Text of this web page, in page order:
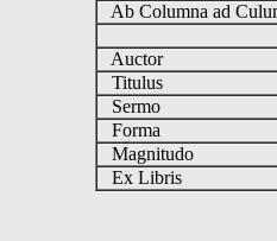
Ab Columna ad
Auctor
Titulus
Sermo
Forma
Magnitudo
Ex Libris